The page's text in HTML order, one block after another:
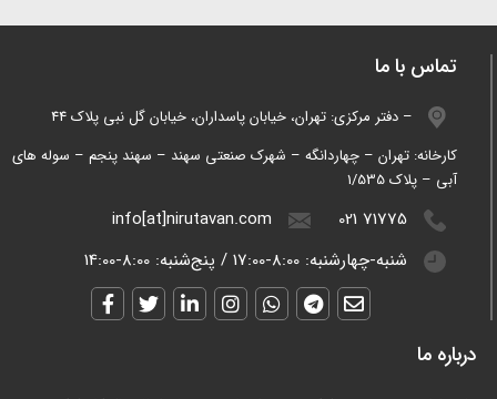
تماس با ما
دفتر مرکزی: تهران، خیابان پاسداران، خیابان گل نبی پلاک 44 –
کارخانه: تهران – چهاردانگه – شهرک صنعتی سهند – سهند پنجم – سوله های
آبی – پلاک 1/535
info[at]nirutavan.com
021 71775
شنبه-چهارشنبه: 8:00-17:00
/ پنج‌شنبه: 8:00-14:00
درباره ما